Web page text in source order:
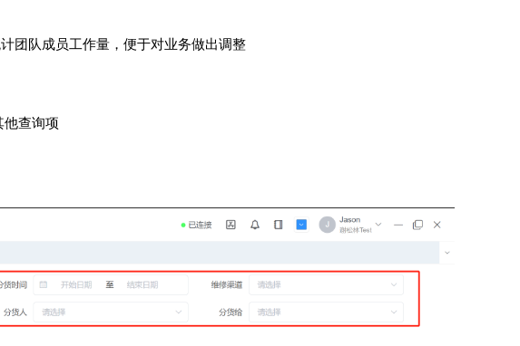
团队成员工作量，便于对业务做出调整
他查询项